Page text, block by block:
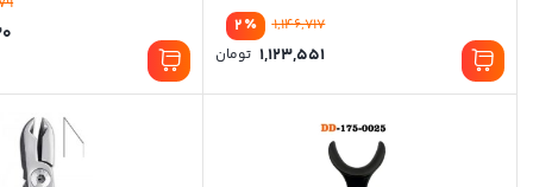
٪2 1,146,717
قیمت
اصلی:
1,146,717 تومان
1,123,551 تومان
قیمت
فعلی: